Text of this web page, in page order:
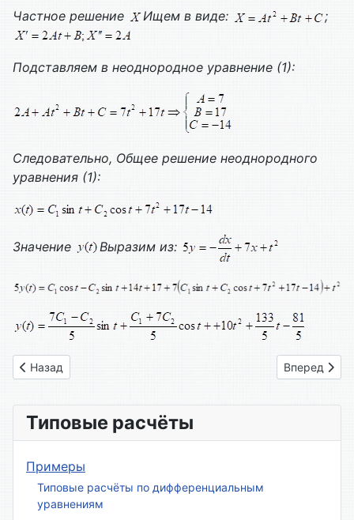
Частное решение Ищем в виде: ;
Подставляем в неоднородное уравнение (1):
Следовательно, Общее решение неоднородного
уравнения (1):
Значение Выразим из:
Предыдущий: Вариант № 18
Назад Следующий:
Вперед
Типовые расчёты
Примеры
Типовые расчёты по дифференциальным
уравнениям